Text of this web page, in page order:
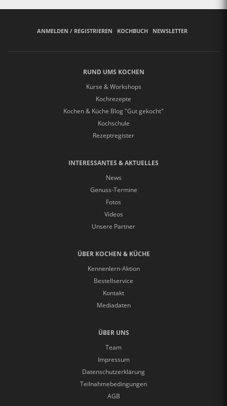
ANMELDEN / REGISTRIEREN KOCHBUCH NEWSLETTER
RUND UMS KOCHEN
Kurse & Workshops
Kochrezepte
Kochen & Küche Blog "Gut gekocht"
Kochschule
Rezeptregister
INTERESSANTES & AKTUELLES
News
Genuss-Termine
Fotos
Videos
Unsere Partner
ÜBER KOCHEN & KÜCHE
Kennenlern-Aktion
Bestellservice
Kontakt
Mediadaten
ÜBER UNS
Team
Impressum
Datenschutzerklärung
Teilnahmebedingungen
AGB